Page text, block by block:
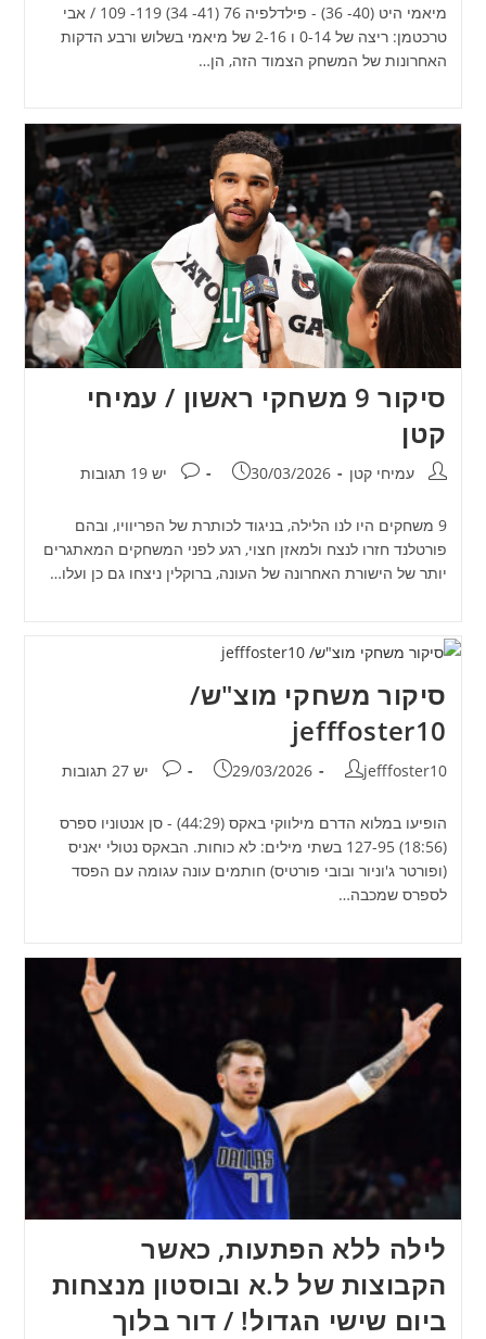
מיאמי היט (40- 36) - פילדלפיה 76 (41- 34) 119- 109 / אבי
טרכטמן: ריצה של 0-14 ו 2-16 של מיאמי בשלוש ורבע הדקות
האחרונות של המשחק הצמוד הזה, הן…
סיקור 9 משחקי ראשון / עמיחי
קטן
מחבר:עמיחי קטן פורסם:
30/03/2026 תגובות:
יש 19 תגובות
9 משחקים היו לנו הלילה, בניגוד לכותרת של הפריוויו, ובהם
פורטלנד חזרו לנצח ולמאזן חצוי, רגע לפני המשחקים המאתגרים
יותר של הישורת האחרונה של העונה, ברוקלין ניצחו גם כן ועלו…
סיקור משחקי מוצ"ש/
jefffoster10
מחבר:
jefffoster10 פורסם:
29/03/2026 תגובות:
יש 27 תגובות
הופיעו במלוא הדרם מילווקי באקס (44:29) - סן אנטוניו ספרס
(18:56) 127-95 בשתי מילים: לא כוחות. הבאקס נטולי יאניס
(ופורטר ג'וניור ובובי פורטיס) חותמים עונה עגומה עם הפסד
לספרס שמכבה…
לילה ללא הפתעות, כאשר
הקבוצות של ל.א ובוסטון מנצחות
ביום שישי הגדול! / דור בלוך